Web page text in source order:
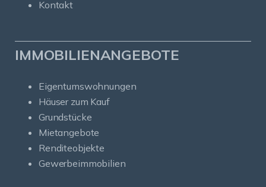
Kontakt
IMMOBILIENANGEBOTE
Eigentumswohnungen
Häuser zum Kauf
Grundstücke
Mietangebote
Renditeobjekte
Gewerbeimmobilien